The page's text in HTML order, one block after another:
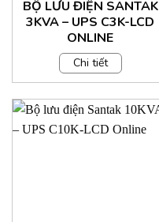
BỘ LƯU ĐIỆN SANTAK
3KVA – UPS C3K-LCD
ONLINE
Chi tiết